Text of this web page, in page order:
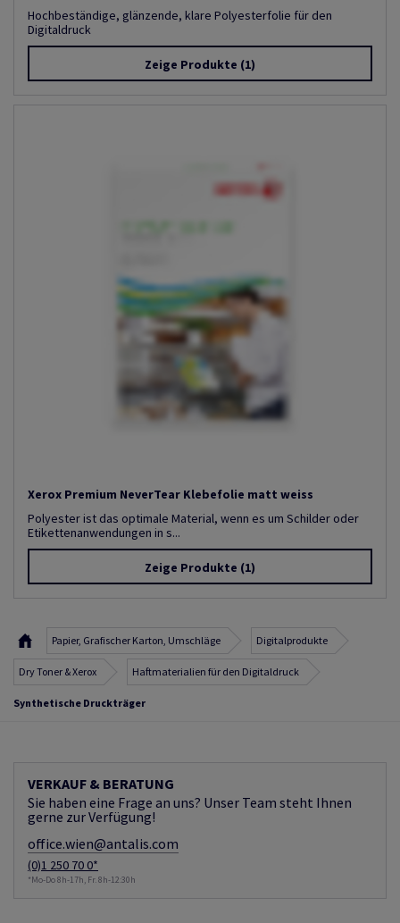
Hochbeständige, glänzende, klare Polyesterfolie für den
Digitaldruck
Zeige Produkte (1)
Xerox Premium NeverTear Klebefolie matt weiss
Polyester ist das optimale Material, wenn es um Schilder oder
Etikettenanwendungen in s...
Zeige Produkte (1)
Papier, Grafischer Karton, Umschläge Digitalprodukte
Dry Toner & Xerox Haftmaterialien für den Digitaldruck
Synthetische Druckträger
VERKAUF & BERATUNG
Sie haben eine Frage an uns? Unser Team steht Ihnen
gerne zur Verfügung!
office.wien@antalis.com
(0)1 250 70 0*
*Mo-Do 8h-17h, Fr. 8h-12:30h